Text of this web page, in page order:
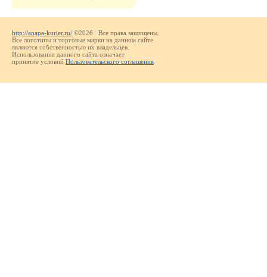
http://anapa-kurier.ru/ ©2026 Все права защищены.
Все логотипы и торговые марки на данном сайте
являются собственностью их владельцев.
Использование данного сайта означает
принятие условий Пользовательского соглашения